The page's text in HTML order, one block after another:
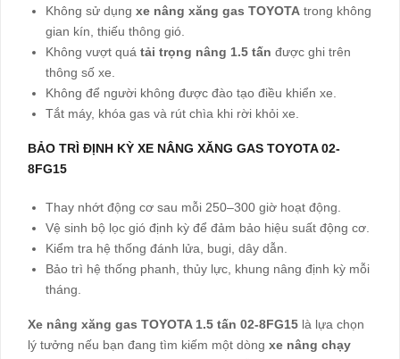
Không sử dụng xe nâng xăng gas TOYOTA trong không
gian kín, thiếu thông gió.
Không vượt quá tải trọng nâng 1.5 tấn được ghi trên
thông số xe.
Không để người không được đào tạo điều khiển xe.
Tắt máy, khóa gas và rút chìa khi rời khỏi xe.
BẢO TRÌ ĐỊNH KỲ XE NÂNG XĂNG GAS TOYOTA 02-
8FG15
Thay nhớt động cơ sau mỗi 250–300 giờ hoạt động.
Vệ sinh bộ lọc gió định kỳ để đảm bảo hiệu suất động cơ.
Kiểm tra hệ thống đánh lửa, bugi, dây dẫn.
Bảo trì hệ thống phanh, thủy lực, khung nâng định kỳ mỗi
tháng.
Xe nâng xăng gas TOYOTA 1.5 tấn 02-8FG15 là lựa chọn
lý tưởng nếu bạn đang tìm kiếm một dòng xe nâng chạy